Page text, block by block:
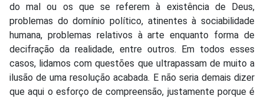
do mal ou os que se referem à existência de Deus,
problemas do domínio político, atinentes à sociabilidade
humana, problemas relativos à arte enquanto forma de
decifração da realidade, entre outros. Em todos esses
casos, lidamos com questões que ultrapassam de muito a
ilusão de uma resolução acabada. E não seria demais dizer
que aqui o esforço de compreensão, justamente porque é